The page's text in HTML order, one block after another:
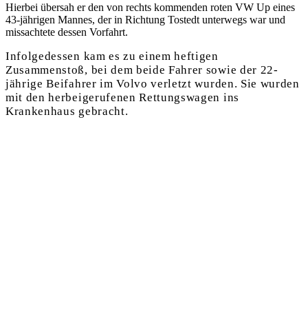
Hierbei übersah er den von rechts kommenden roten VW Up eines
43-jährigen Mannes, der in Richtung Tostedt unterwegs war und
missachtete dessen Vorfahrt.
Infolgedessen kam es zu einem heftigen
Zusammenstoß, bei dem beide Fahrer sowie der 22-
jährige Beifahrer im Volvo verletzt wurden. Sie wurden
mit den herbeigerufenen Rettungswagen ins
Krankenhaus gebracht.